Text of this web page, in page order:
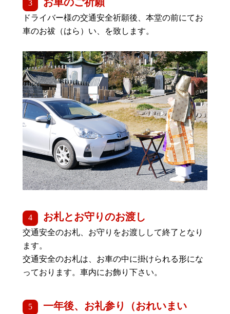
ドライバー様の交通安全祈願後、本堂の前にてお
車のお祓（はら）い、を致します。
お札とお守りのお渡し
交通安全のお札、お守りをお渡しして終了となり
ます。
交通安全のお札は、お車の中に掛けられる形にな
っております。車内にお飾り下さい。
一年後、お礼参り（おれいまい